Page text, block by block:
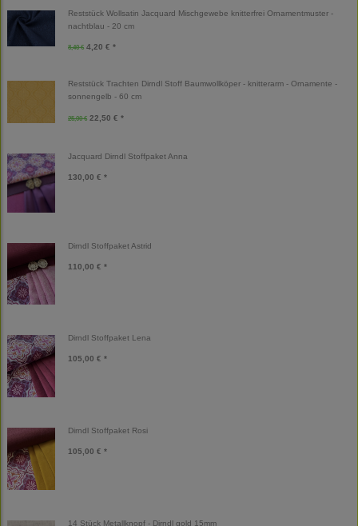
Reststück Wollsatin Jacquard Mischgewebe knitterfrei Ornamentmuster -
nachtblau - 20 cm
8,40 € 4,20 € *
Reststück Trachten Dirndl Stoff Baumwollköper - knitterarm - Ornamente -
sonnengelb - 60 cm
25,00 € 22,50 € *
Jacquard Dirndl Stoffpaket Anna
130,00 € *
Dirndl Stoffpaket Astrid
110,00 € *
Dirndl Stoffpaket Lena
105,00 € *
Dirndl Stoffpaket Rosi
105,00 € *
14 Stück Metallknopf - Dirndl gold 15mm